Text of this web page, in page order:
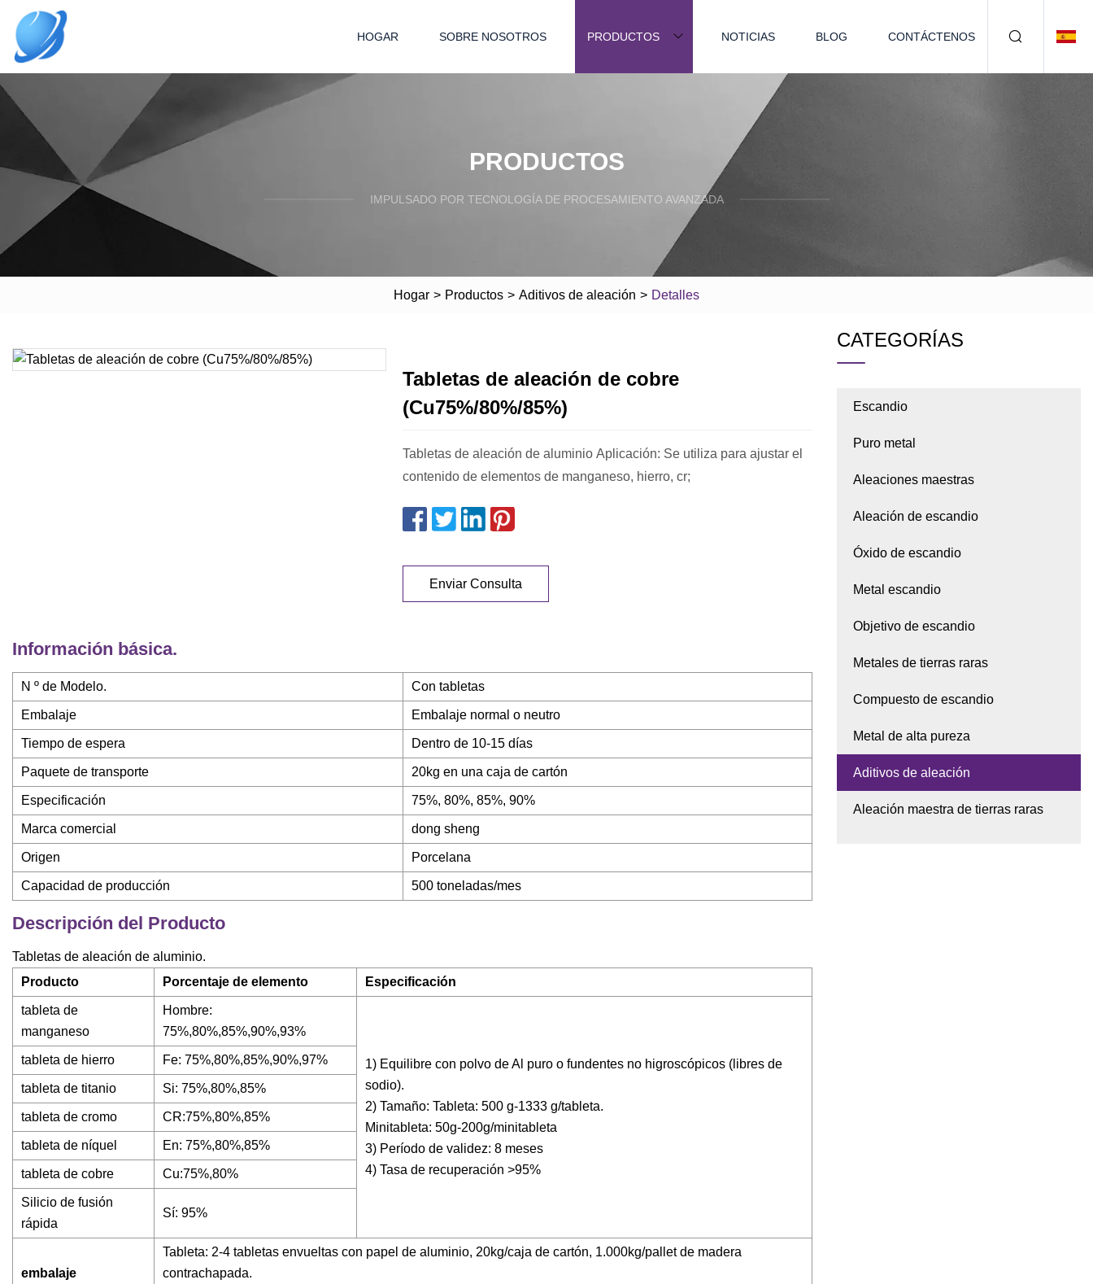
HOGAR SOBRE NOSOTROS PRODUCTOS NOTICIAS BLOG CONTÁCTENOS
PRODUCTOS
IMPULSADO POR TECNOLOGÍA DE PROCESAMIENTO AVANZADA
Hogar > Productos > Aditivos de aleación > Detalles
Tabletas de aleación de cobre
(Cu75%/80%/85%)
Tabletas de aleación de aluminio Aplicación: Se utiliza para ajustar el
contenido de elementos de manganeso, hierro, cr;
Enviar Consulta
Información básica.
N º de Modelo. Con tabletas
Embalaje Embalaje normal o neutro
Tiempo de espera Dentro de 10-15 días
Paquete de transporte 20kg en una caja de cartón
Especificación 75%, 80%, 85%, 90%
Marca comercial dong sheng
Origen Porcelana
Capacidad de producción 500 toneladas/mes
Descripción del Producto
Tabletas de aleación de aluminio.
Producto
Porcentaje de elemento Especificación
tableta de
manganeso
Hombre:
75%,80%,85%,90%,93%
1) Equilibre con polvo de Al puro o fundentes no higroscópicos (libres de
sodio).
2) Tamaño: Tableta: 500 g-1333 g/tableta.
Minitableta: 50g-200g/minitableta
3) Período de validez: 8 meses
4) Tasa de recuperación >95%
tableta de hierro Fe: 75%,80%,85%,90%,97%
tableta de titanio Si: 75%,80%,85%
tableta de cromo CR:75%,80%,85%
tableta de níquel En: 75%,80%,85%
tableta de cobre Cu:75%,80%
Silicio de fusión
rápida
Sí: 95%
embalaje
Tableta: 2-4 tabletas envueltas con papel de aluminio, 20kg/caja de cartón, 1.000kg/pallet de madera
contrachapada.
CATEGORÍAS
Escandio
Puro metal
Aleaciones maestras
Aleación de escandio
Óxido de escandio
Metal escandio
Objetivo de escandio
Metales de tierras raras
Compuesto de escandio
Metal de alta pureza
Aditivos de aleación
Aleación maestra de tierras raras